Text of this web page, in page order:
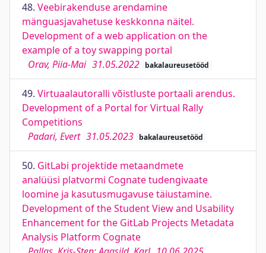
48. Veebirakenduse arendamine
mänguasjavahetuse keskkonna näitel.
Development of a web application on the
example of a toy swapping portal
Orav, Piia-Mai 31.05.2022 bakalaureusetööd
49. Virtuaalautoralli võistluste portaali arendus.
Development of a Portal for Virtual Rally
Competitions
Padari, Evert 31.05.2023 bakalaureusetööd
50. GitLabi projektide metaandmete
analüüsi platvormi Cognate tudengivaate
loomine ja kasutusmugavuse täiustamine.
Development of the Student View and Usability
Enhancement for the GitLab Projects Metadata
Analysis Platform Cognate